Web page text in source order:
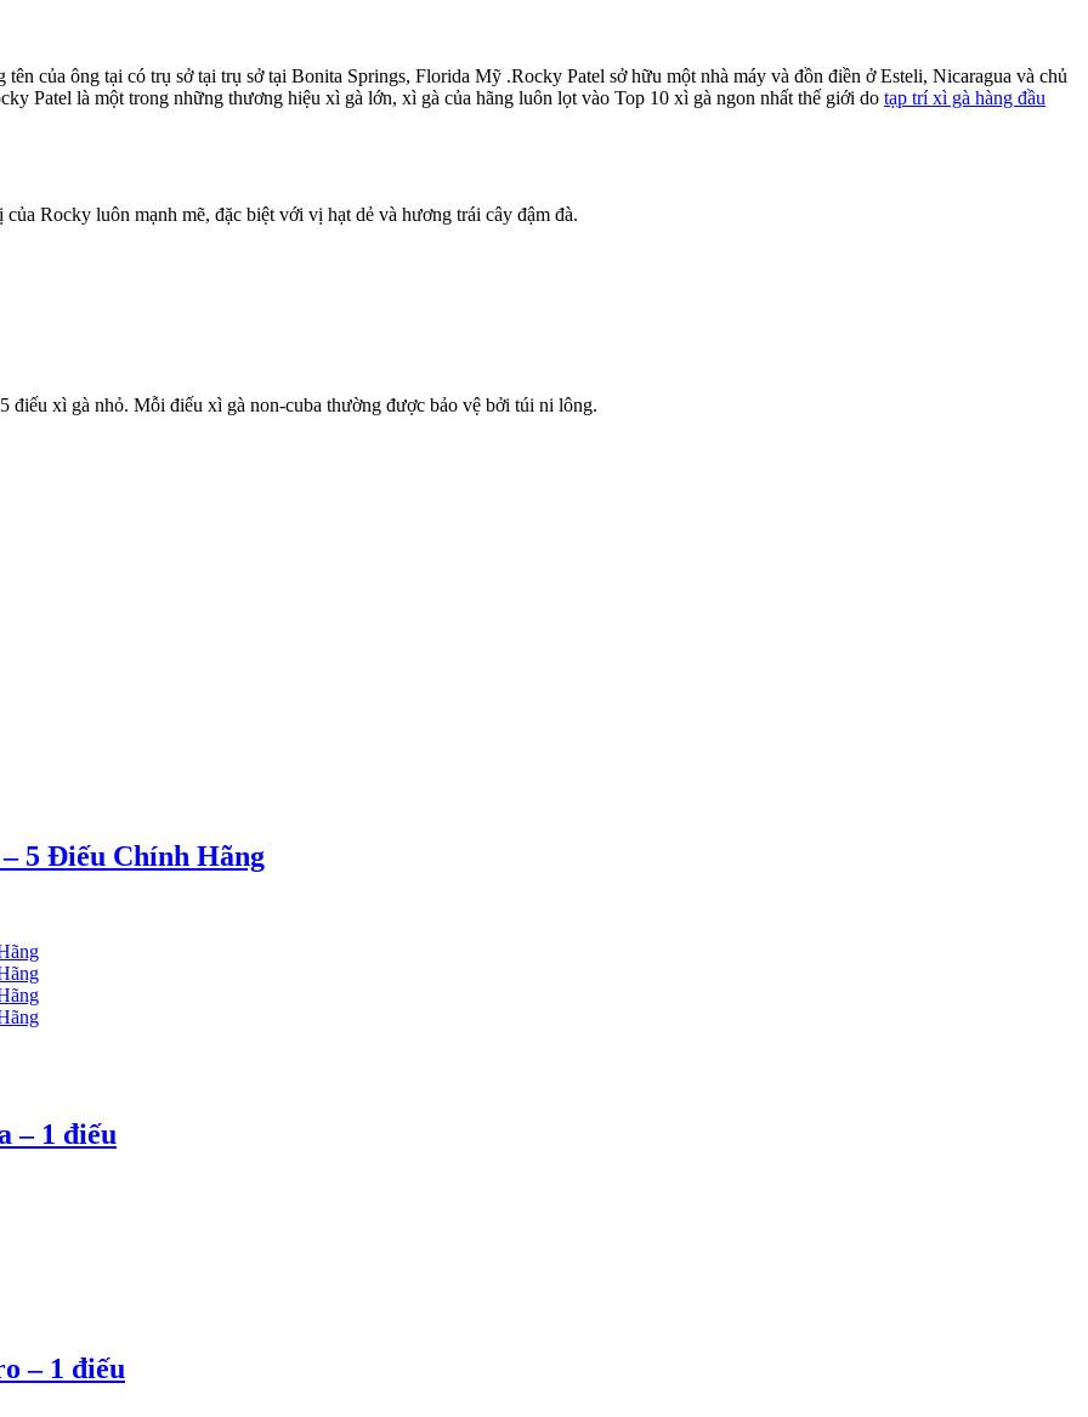
của ông tại có trụ sở tại trụ sở tại Bonita Springs, Florida Mỹ .Rocky Patel sở hữu một nhà máy và đồn điền ở Esteli, Nicaragua và chủ
Patel là một trong những thương hiệu xì gà lớn, xì gà của hãng luôn lọt vào Top 10 xì gà ngon nhất thế giới do tạp trí xì gà hàng đầu
Rocky luôn mạnh mẽ, đặc biệt với vị hạt dẻ và hương trái cây đậm đà.
điếu xì gà nhỏ. Mỗi điếu xì gà non-cuba thường được bảo vệ bởi túi ni lông.
5 Điếu Chính Hãng
– 1 điếu
– 1 điếu